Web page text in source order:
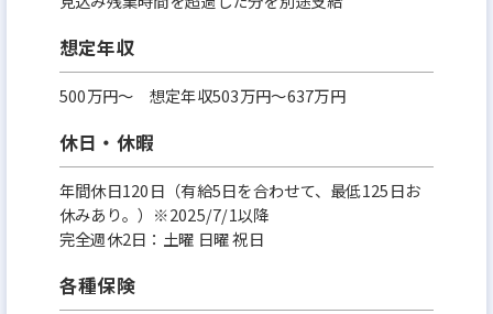
想定年収
500万円〜 想定年収503万円～637万円
休日・休暇
年間休日120日（有給5日を合わせて、最低125日お
休みあり。）※2025/7/1以降
完全週休2日：土曜 日曜 祝日
各種保険